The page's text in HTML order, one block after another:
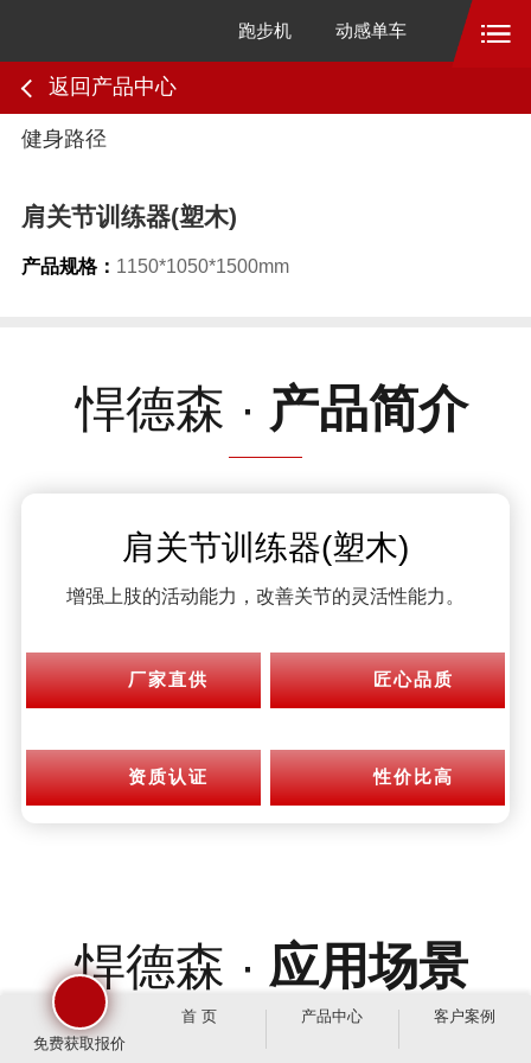
跑步机 动感单车
返回产品中心
健身路径
肩关节训练器(塑木)
产品规格： 1150*1050*1500mm
悍德森 · 产品简介
肩关节训练器(塑木)
增强上肢的活动能力，改善关节的灵活性能力。
厂家直供 匠心品质
资质认证 性价比高
悍德森 · 应用场景
免费获取报价
首 页 产品中心 客户案例